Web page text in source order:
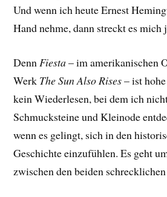
Und wenn ich heute Ernest
Hand nehme, dann streckt es mich
DennFiesta– im amerikanischen
Werk The Sun Also Rises– ist
kein Wiederlesen, bei dem ich
Schmucksteine und Kleinode
wenn es gelingt, sich in den
Geschichte einzufühlen. Es geht
zwischen den beiden